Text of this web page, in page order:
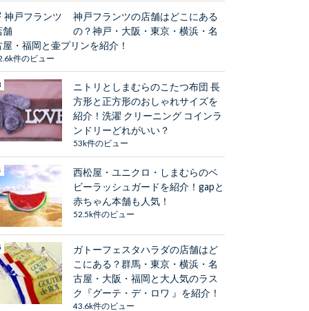
神戸フランツの店舗はどこにある
の？神戸・大阪・東京・横浜・名
屋・福岡と壷プリンを紹介！
件のビュー
ニトリとしまむらのこたつ布団 長
方形と正方形のおしゃれサイズを
紹介！洗濯 クリーニング コインラ
ンドリーどれがいい？
53k件のビュー
西松屋・ユニクロ・しまむらのベ
ビーラッシュガードを紹介！gapと
赤ちゃん本舗も人気！
52.5k件のビュー
ガトーフェスタハラダの店舗はど
こにある？群馬・東京・横浜・名
古屋・大阪・福岡と大人気のラス
ク『グーテ・デ・ロワ 』を紹介！
43.6k件のビュー